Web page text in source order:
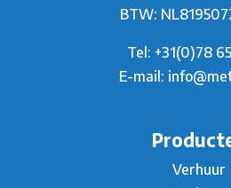
BTW:
Tel: +31(0)78
E-mail:
Verhuur